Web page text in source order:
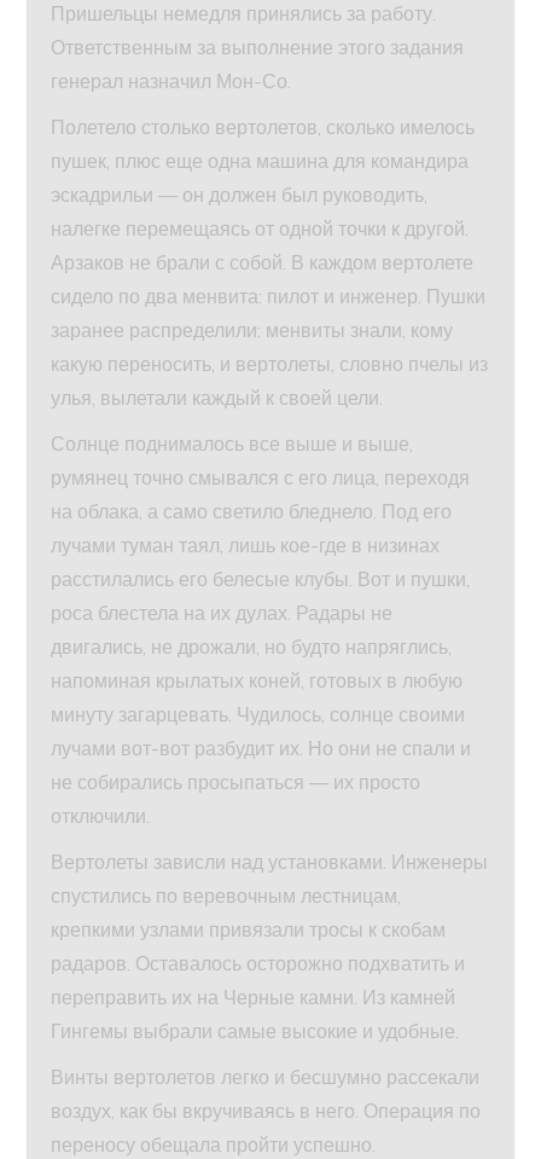
Пришельцы немедля принялись за работу.
Ответственным за выполнение этого задания
генерал назначил Мон-Со.
Полетело столько вертолетов, сколько имелось
пушек, плюс еще одна машина для командира
эскадрильи — он должен был руководить,
налегке перемещаясь от одной точки к другой.
Арзаков не брали с собой. В каждом вертолете
сидело по два менвита: пилот и инженер. Пушки
заранее распределили: менвиты знали, кому
какую переносить, и вертолеты, словно пчелы из
улья, вылетали каждый к своей цели.
Солнце поднималось все выше и выше,
румянец точно смывался с его лица, переходя
на облака, а само светило бледнело. Под его
лучами туман таял, лишь кое-где в низинах
расстилались его белесые клубы. Вот и пушки,
роса блестела на их дулах. Радары не
двигались, не дрожали, но будто напряглись,
напоминая крылатых коней, готовых в любую
минуту загарцевать. Чудилось, солнце своими
лучами вот-вот разбудит их. Но они не спали и
не собирались просыпаться — их просто
отключили.
Вертолеты зависли над установками. Инженеры
спустились по веревочным лестницам,
крепкими узлами привязали тросы к скобам
радаров. Оставалось осторожно подхватить и
переправить их на Черные камни. Из камней
Гингемы выбрали самые высокие и удобные.
Винты вертолетов легко и бесшумно рассекали
воздух, как бы вкручиваясь в него. Операция по
переносу обещала пройти успешно.